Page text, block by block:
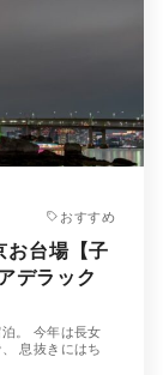
おすすめ
お台場【子
デラック
。 今年は長女
息抜きにはち